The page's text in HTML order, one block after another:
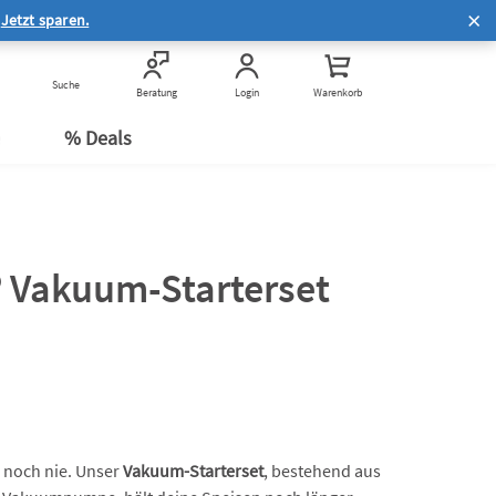
Jetzt sparen.
Suche Beratung Login Warenkorb
Kauf & Rechtliches
Häufige Fragen zum Service
Häufige Fragen zum
Datenschutz
% Deals
Starterset
nie. UnserVakuum-Starterset, bestehend aus